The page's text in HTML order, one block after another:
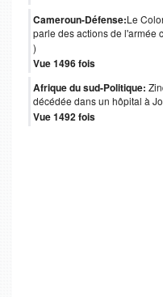
Cameroun-Défense:Le
parle des actions de l'armée
)
Vue 1496 fois
Afrique du sud-Politique:
décédée dans un hôpital à
Vue 1492 fois